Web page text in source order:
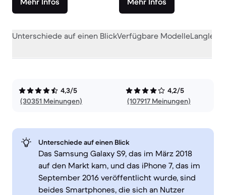
Unterschiede auf einen BlickVerfügbare Modelle
4,3/5
(30351 Meinungen)
4,2/5
(107917 Meinungen)
Unterschiede auf einen Blick
Das Samsung Galaxy S9, das im März 2018
auf den Markt kam, und das iPhone 7, das im
September 2016 veröffentlicht wurde, sind
beides Smartphones, die sich an Nutzer